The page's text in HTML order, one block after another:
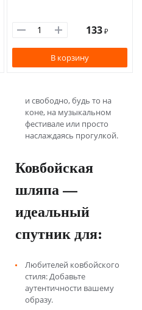
133 ₽
В корзину
и свободно, будь то на
коне, на музыкальном
фестивале или просто
наслаждаясь прогулкой.
Ковбойская
шляпа —
идеальный
спутник для:
Любителей ковбойского
стиля: Добавьте
аутентичности вашему
образу.